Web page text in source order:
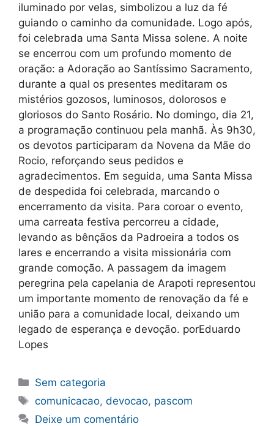
iluminado por velas, simbolizou a luz da fé
guiando o caminho da comunidade. Logo após,
foi celebrada uma Santa Missa solene. A noite
se encerrou com um profundo momento de
oração: a Adoração ao Santíssimo Sacramento,
durante a qual os presentes meditaram os
mistérios gozosos, luminosos, dolorosos e
gloriosos do Santo Rosário. No domingo, dia 21,
a programação continuou pela manhã. Às 9h30,
os devotos participaram da Novena da Mãe do
Rocio, reforçando seus pedidos e
agradecimentos. Em seguida, uma Santa Missa
de despedida foi celebrada, marcando o
encerramento da visita. Para coroar o evento,
uma carreata festiva percorreu a cidade,
levando as bênçãos da Padroeira a todos os
lares e encerrando a visita missionária com
grande comoção. A passagem da imagem
peregrina pela capelania de Arapoti representou
um importante momento de renovação da fé e
união para a comunidade local, deixando um
legado de esperança e devoção. porEduardo
Lopes
Categorias
Sem categoria
Tags
comunicacao,devocao, pascom
Deixe um comentário